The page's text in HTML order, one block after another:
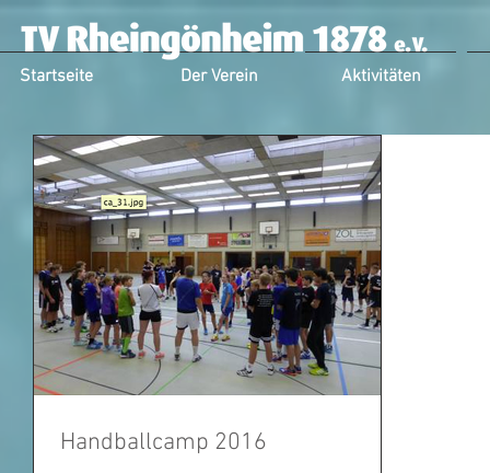
Startseite Der Verein Aktivitäten
Handballcamp 2016